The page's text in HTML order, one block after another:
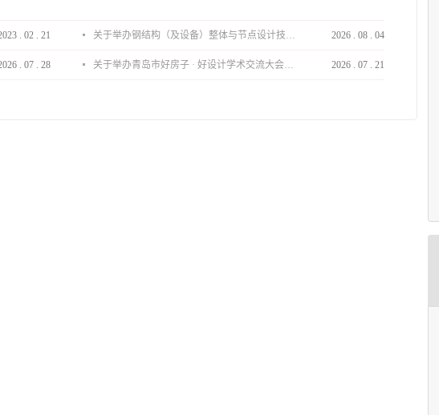
. 02 . 21 关于举办钢结构（及设备）整体与节点设计技术分享会的通知 2026 . 08 . 04
. 07 . 28 关于举办青岛市好房子 · 好设计学术交流大会的通知 2026 . 07 . 21